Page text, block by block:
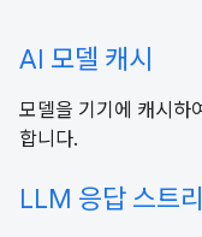
AI 모델 캐시
모델을 기기에 캐시하
합니다.
LLM 응답 스트